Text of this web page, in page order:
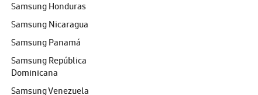
Samsung Honduras
Samsung Nicaragua
Samsung Panamá
Samsung República
Dominicana
Samsung Venezuela